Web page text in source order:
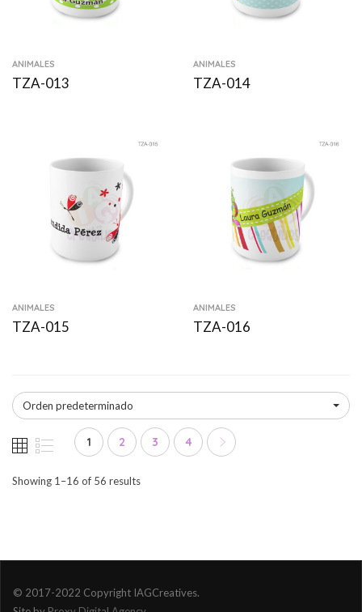
ANIMALES
TZA-013
ANIMALES
TZA-014
ANIMALES
TZA-015
ANIMALES
TZA-016
Orden predeterminado
1 2 3 4
Showing 1–16 of 56 results
© 2017-2022 Copyright IAGCreatives.